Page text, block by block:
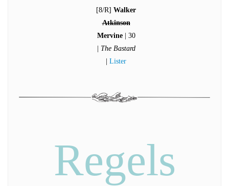
[8/R] Walker
Atkinson
Mervine| 30
The Bastard
Lister
Regels